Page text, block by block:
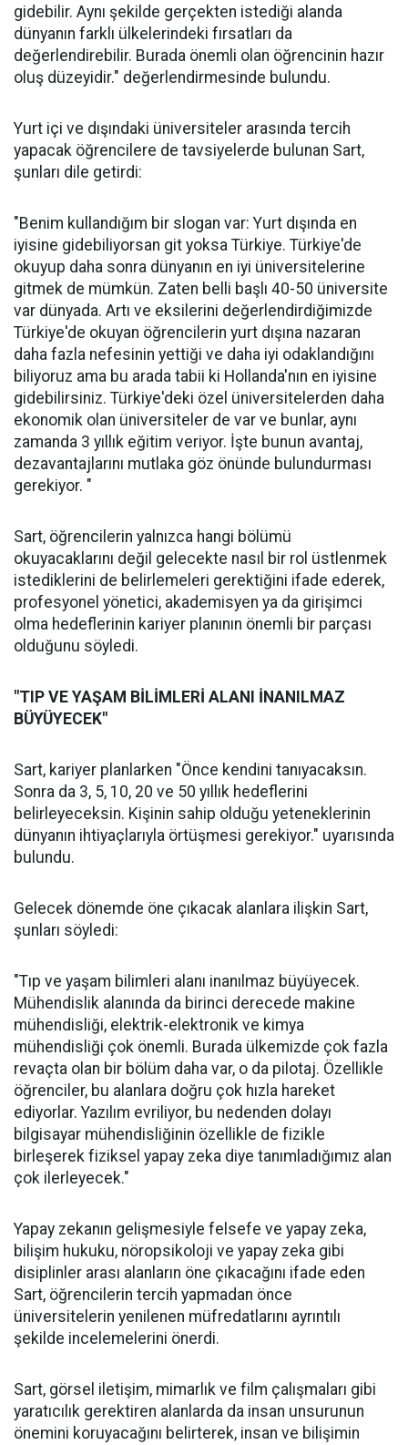
gidebilir. Aynı şekilde gerçekten istediği alanda
dünyanın farklı ülkelerindeki fırsatları da
değerlendirebilir. Burada önemli olan öğrencinin hazır
oluş düzeyidir." değerlendirmesinde bulundu.
Yurt içi ve dışındaki üniversiteler arasında tercih
yapacak öğrencilere de tavsiyelerde bulunan Sart,
şunları dile getirdi:
"Benim kullandığım bir slogan var: Yurt dışında en
iyisine gidebiliyorsan git yoksa Türkiye. Türkiye'de
okuyup daha sonra dünyanın en iyi üniversitelerine
gitmek de mümkün. Zaten belli başlı 40-50 üniversite
var dünyada. Artı ve eksilerini değerlendirdiğimizde
Türkiye'de okuyan öğrencilerin yurt dışına nazaran
daha fazla nefesinin yettiği ve daha iyi odaklandığını
biliyoruz ama bu arada tabii ki Hollanda'nın en iyisine
gidebilirsiniz. Türkiye'deki özel üniversitelerden daha
ekonomik olan üniversiteler de var ve bunlar, aynı
zamanda 3 yıllık eğitim veriyor. İşte bunun avantaj,
dezavantajlarını mutlaka göz önünde bulundurması
gerekiyor. "
Sart, öğrencilerin yalnızca hangi bölümü
okuyacaklarını değil gelecekte nasıl bir rol üstlenmek
istediklerini de belirlemeleri gerektiğini ifade ederek,
profesyonel yönetici, akademisyen ya da girişimci
olma hedeflerinin kariyer planının önemli bir parçası
olduğunu söyledi.
"TIP VE YAŞAM BİLİMLERİ ALANI İNANILMAZ
BÜYÜYECEK"
Sart, kariyer planlarken "Önce kendini tanıyacaksın.
Sonra da 3, 5, 10, 20 ve 50 yıllık hedeflerini
belirleyeceksin. Kişinin sahip olduğu yeteneklerinin
dünyanın ihtiyaçlarıyla örtüşmesi gerekiyor." uyarısında
bulundu.
Gelecek dönemde öne çıkacak alanlara ilişkin Sart,
şunları söyledi:
"Tıp ve yaşam bilimleri alanı inanılmaz büyüyecek.
Mühendislik alanında da birinci derecede makine
mühendisliği, elektrik-elektronik ve kimya
mühendisliği çok önemli. Burada ülkemizde çok fazla
revaçta olan bir bölüm daha var, o da pilotaj. Özellikle
öğrenciler, bu alanlara doğru çok hızla hareket
ediyorlar. Yazılım evriliyor, bu nedenden dolayı
bilgisayar mühendisliğinin özellikle de fizikle
birleşerek fiziksel yapay zeka diye tanımladığımız alan
çok ilerleyecek."
Yapay zekanın gelişmesiyle felsefe ve yapay zeka,
bilişim hukuku, nöropsikoloji ve yapay zeka gibi
disiplinler arası alanların öne çıkacağını ifade eden
Sart, öğrencilerin tercih yapmadan önce
üniversitelerin yenilenen müfredatlarını ayrıntılı
şekilde incelemelerini önerdi.
Sart, görsel iletişim, mimarlık ve film çalışmaları gibi
yaratıcılık gerektiren alanlarda da insan unsurunun
önemini koruyacağını belirterek, insan ve bilişimin